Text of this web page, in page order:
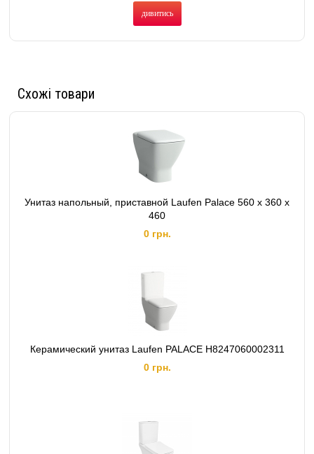
дивитись
Схожі товари
Унитаз напольный, приставной Laufen Palace 560 x 360 x
460
0 грн.
Керамический унитаз Laufen PALACE H8247060002311
0 грн.